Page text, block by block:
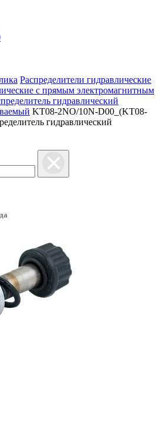
Распределители гидравлические
с прямым электромагнитным
гидравлический
KT08-2NO/10N-D00_(KT08-
гидравлический